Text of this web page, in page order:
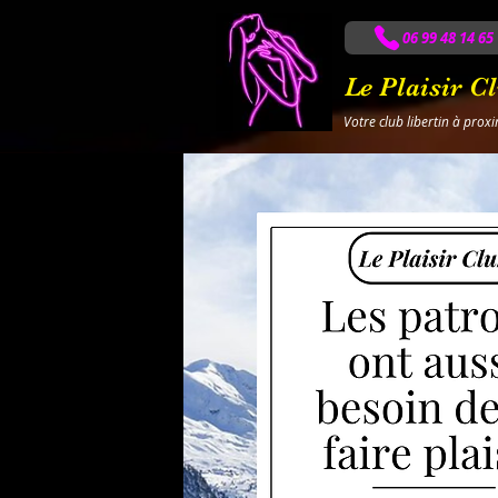
Le Plaisir
Votre club libertin à
06 99 48 14 65